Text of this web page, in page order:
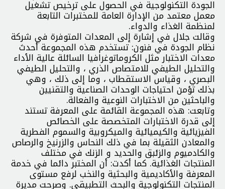
الجودة التكنولوجية في الحصول على ترخيص تشغيل
معمل معتمد من الإدارة العامة للمختبرات التابعة
لمنظمة الغذاء والدواء.
وقالت جلال في إشارة إلى المعدات المتوفرة في شركة
نظام الجودة في فنون: تستخدم هذه المجموعة أحدث
معدات الاختبار مثل الكروماتوغرافيا السائلة عالية الأداء
والتحليل الطيفي للامتصاص الذري ، والتحليل الطيفي
البصري ، وقياس الاستقطاب ، وما إلى ذلك ، وهي
بذلك تؤمن احتياجات الوحدات الصناعية والتقنيين
والباحثين من الاختبارات النوعية والفعالة.
وتابعت: هذه المجموعة القائمة على المعرفة تستند
إلى قدرة الاختبارات المتخصصة على الخصائص
الفيزيائية والكيميائية والميكروبية والسموم الفطرية
والمعادن الثقيلة بما في ذلك النحاس والزرنيخ والرصاص
والكادميوم والزئبق والحديد و الزنك في مختلف
المنتجات الغذائية. كما أكدت: أن المختبر دائما في خدمة
المعرفة والأكاديمية والبحثية والنخب لرفع مستوى
المنتجات التكنولوجية والبحث التطبيقي. وصرحت مديرة